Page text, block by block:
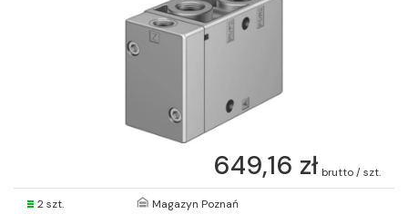
649,16 zł brutto / szt.
2 szt. Magazyn Poznań